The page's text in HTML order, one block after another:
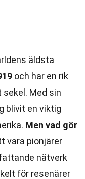
äldsta
och har en rik
Med sin
blivit en viktig
Men vad gör
vara pionjärer
nätverk
för resenärer